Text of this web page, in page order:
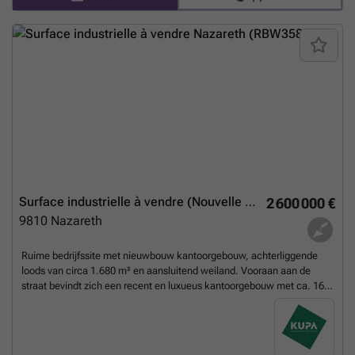
de eerste verdieping is een kantoorruimte beschikbaar van 70m² met
daarin 1 landschapskantoor met 4 plaatsen, een vergaderruimte,
kitchenette, toilet en doucheruimte. Prijs is excl. Registratierechten en
2 600 000 €
Surface industrielle à vendre (Nouvelle construction)
9810 Nazareth
Ruime bedrijfssite met nieuwbouw kantoorgebouw, achterliggende
loods van circa 1.680 m² en aansluitend weiland. Vooraan aan de
straat bevindt zich een recent en luxueus kantoorgebouw met ca. 160
verdieping en volledige bruikbare kelder. Via de oprit naast het kantoor
bereikt men de achterliggende loods van ca. 1.680 m². De loods is
opgesplitst in twee afgesloten delen. Deel 1 omvat op het gelijkvloers